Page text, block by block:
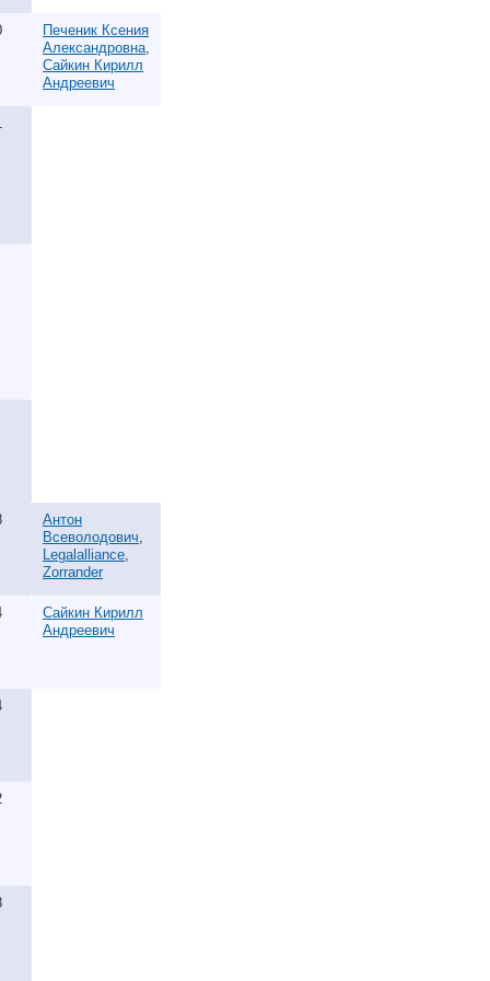
Печеник Ксения
Александровна,
Сайкин Кирилл
Андреевич
Антон
Всеволодович,
Legalalliance,
Zorrander
Сайкин Кирилл
Андреевич